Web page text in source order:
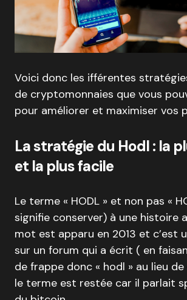
Voici donc les ifférentes
de cryptomonnaies que vous
pour améliorer et maximiser vos
La stratégie du Hodl : la
et la plus facile
Le terme « HODL » et non pas «
signifie conserver) à une histoire
mot est apparu en 2013 et c’est
sur un forum qui a écrit ( en
de frappe donc « hodl » au lieu de
le terme est restée car il parlait